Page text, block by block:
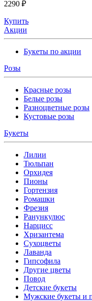
2290 ₽
Купить
Акции
Букеты по акции
Розы
Красные розы
Белые розы
Разноцветные розы
Кустовые розы
Букеты
Лилии
Тюльпан
Орхидея
Пионы
Гортензия
Ромашки
Фрезия
Ранункулюс
Нарцисс
Хризантема
Сухоцветы
Лаванда
Гипсофила
Другие цветы
Повод
Детские букеты
Мужские букеты и